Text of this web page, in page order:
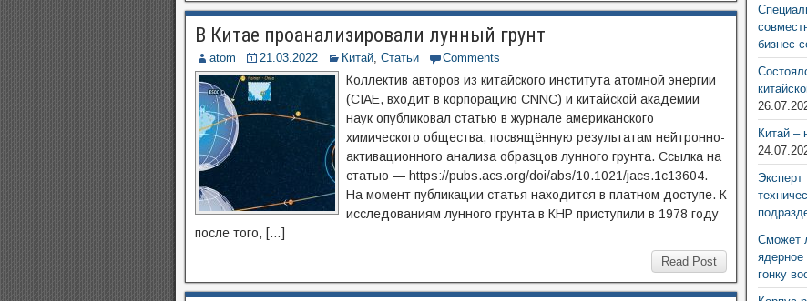
В Китае проанализировали лунный грунт
atom 21.03.2022 Китай, Статьи Comments
Коллектив авторов из китайского института атомной энергии
(CIAE, входит в корпорацию CNNC) и китайской академии
наук опубликовал статью в журнале американского
химического общества, посвящённую результатам нейтронно-
активационного анализа образцов лунного грунта. Ссылка на
статью — https://pubs.acs.org/doi/abs/10.1021/jacs.1c13604.
На момент публикации статья находится в платном доступе. К
исследованиям лунного грунта в КНР приступили в 1978 году
после того, […]
Read Post
бизнес-
Китай –
Сможет
гонку